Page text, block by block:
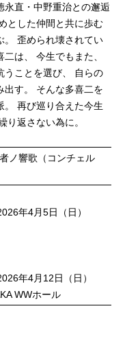
永直・中野重治との邂逅
とした仲間と共に歩む
。 歪められ壊されてい
は、 今生でもまた、
うことを選び、 自らの
出す。 そんな多喜二を
。 再び巡り合えた今生
り返さない為に。
ノ響歌（コンチェル
年4月5日（日）
年4月12日（日）
WWホール